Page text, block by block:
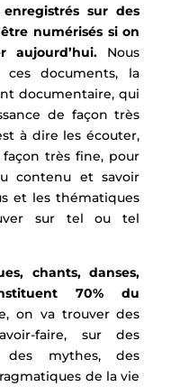
sur des
numérisés si on
aujourd’hui. Nous
documents, la
documentaire, qui
de façon très
à dire les écouter,
très fine, pour
contenu et savoir
et les thématiques
sur tel ou tel
chants, danses,
70% du
on va trouver des
faire, sur des
des mythes, des
de la vie